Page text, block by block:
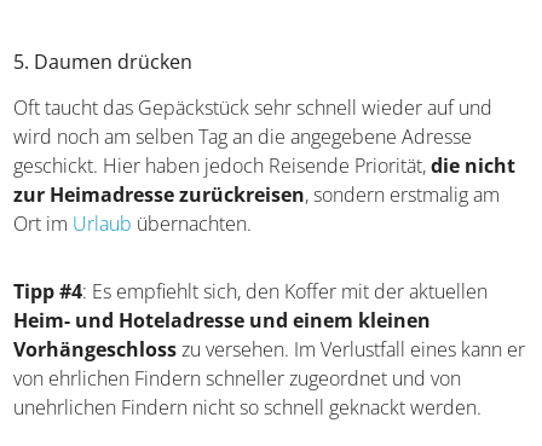
5. Daumen drücken
Oft taucht das Gepäckstück sehr schnell wieder auf und
wird noch am selben Tag an die angegebene Adresse
geschickt. Hier haben jedoch Reisende Priorität,die nicht
zur Heimadresse zurückreisen, sondern erstmalig am
Ort im Urlaub übernachten.
Tipp #4: Es empfiehlt sich, den Koffer mit der aktuellen
Heim- und Hoteladresse und einem kleinen
Vorhängeschlosszu versehen. Im Verlustfall eines kann er
von ehrlichen Findern schneller zugeordnet und von
unehrlichen Findern nicht so schnell geknackt werden.